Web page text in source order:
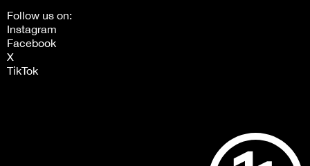
Follow us on:
Instagram
Facebook
X
TikTok